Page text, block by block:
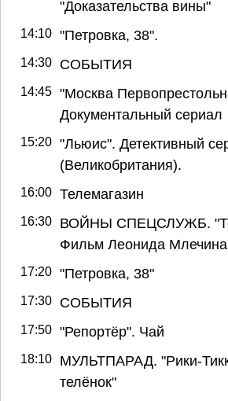
"Доказательства вины"
14:10 "Петровка, 38".
14:30 СОБЫТИЯ
14:45 "Москва
Документальный сериал
15:20 "Льюис". Детективный
(Великобритания).
16:00 Телемагазин
16:30
ВОЙНЫ СПЕЦСЛУЖБ.
Фильм Леонида Млечина
17:20 "Петровка, 38"
17:30 СОБЫТИЯ
17:50 "Репортёр". Чай
18:10
МУЛЬТПАРАД. "Рики-
телёнок"